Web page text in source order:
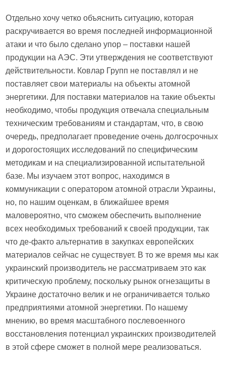
Отдельно хочу четко объяснить ситуацию, которая
раскручивается во время последней информационной
атаки и что было сделано упор – поставки нашей
продукции на АЭС. Эти утверждения не соответствуют
действительности. Ковлар Групп не поставлял и не
поставляет свои материалы на объекты атомной
энергетики. Для поставки материалов на такие объекты
необходимо, чтобы продукция отвечала специальным
техническим требованиям и стандартам, что, в свою
очередь, предполагает проведение очень долгосрочных
и дорогостоящих исследований по специфическим
методикам и на специализированной испытательной
базе. Мы изучаем этот вопрос, находимся в
коммуникации с оператором атомной отрасли Украины,
но, по нашим оценкам, в ближайшее время
маловероятно, что сможем обеспечить выполнение
всех необходимых требований к своей продукции, так
что де-факто альтернатив в закупках европейских
материалов сейчас не существует. В то же время мы как
украинский производитель не рассматриваем это как
критическую проблему, поскольку рынок огнезащиты в
Украине достаточно велик и не ограничивается только
предприятиями атомной энергетики. По нашему
мнению, во время масштабного послевоенного
восстановления потенциал украинских производителей
в этой сфере сможет в полной мере реализоваться.